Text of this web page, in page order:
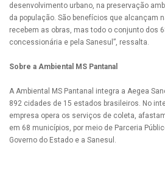
desenvolvimento urbano, na preservação
da população. São benefícios que alcançam
recebem as obras, mas todo o conjunto dos
concessionária e pela Sanesul”, ressalta.
Sobre a Ambiental MS Pantanal
A Ambiental MS Pantanal integra a Aegea
892 cidades de 15 estados brasileiros. No
empresa opera os serviços de coleta,
em 68 municípios, por meio de Parceria
Governo do Estado e a Sanesul.